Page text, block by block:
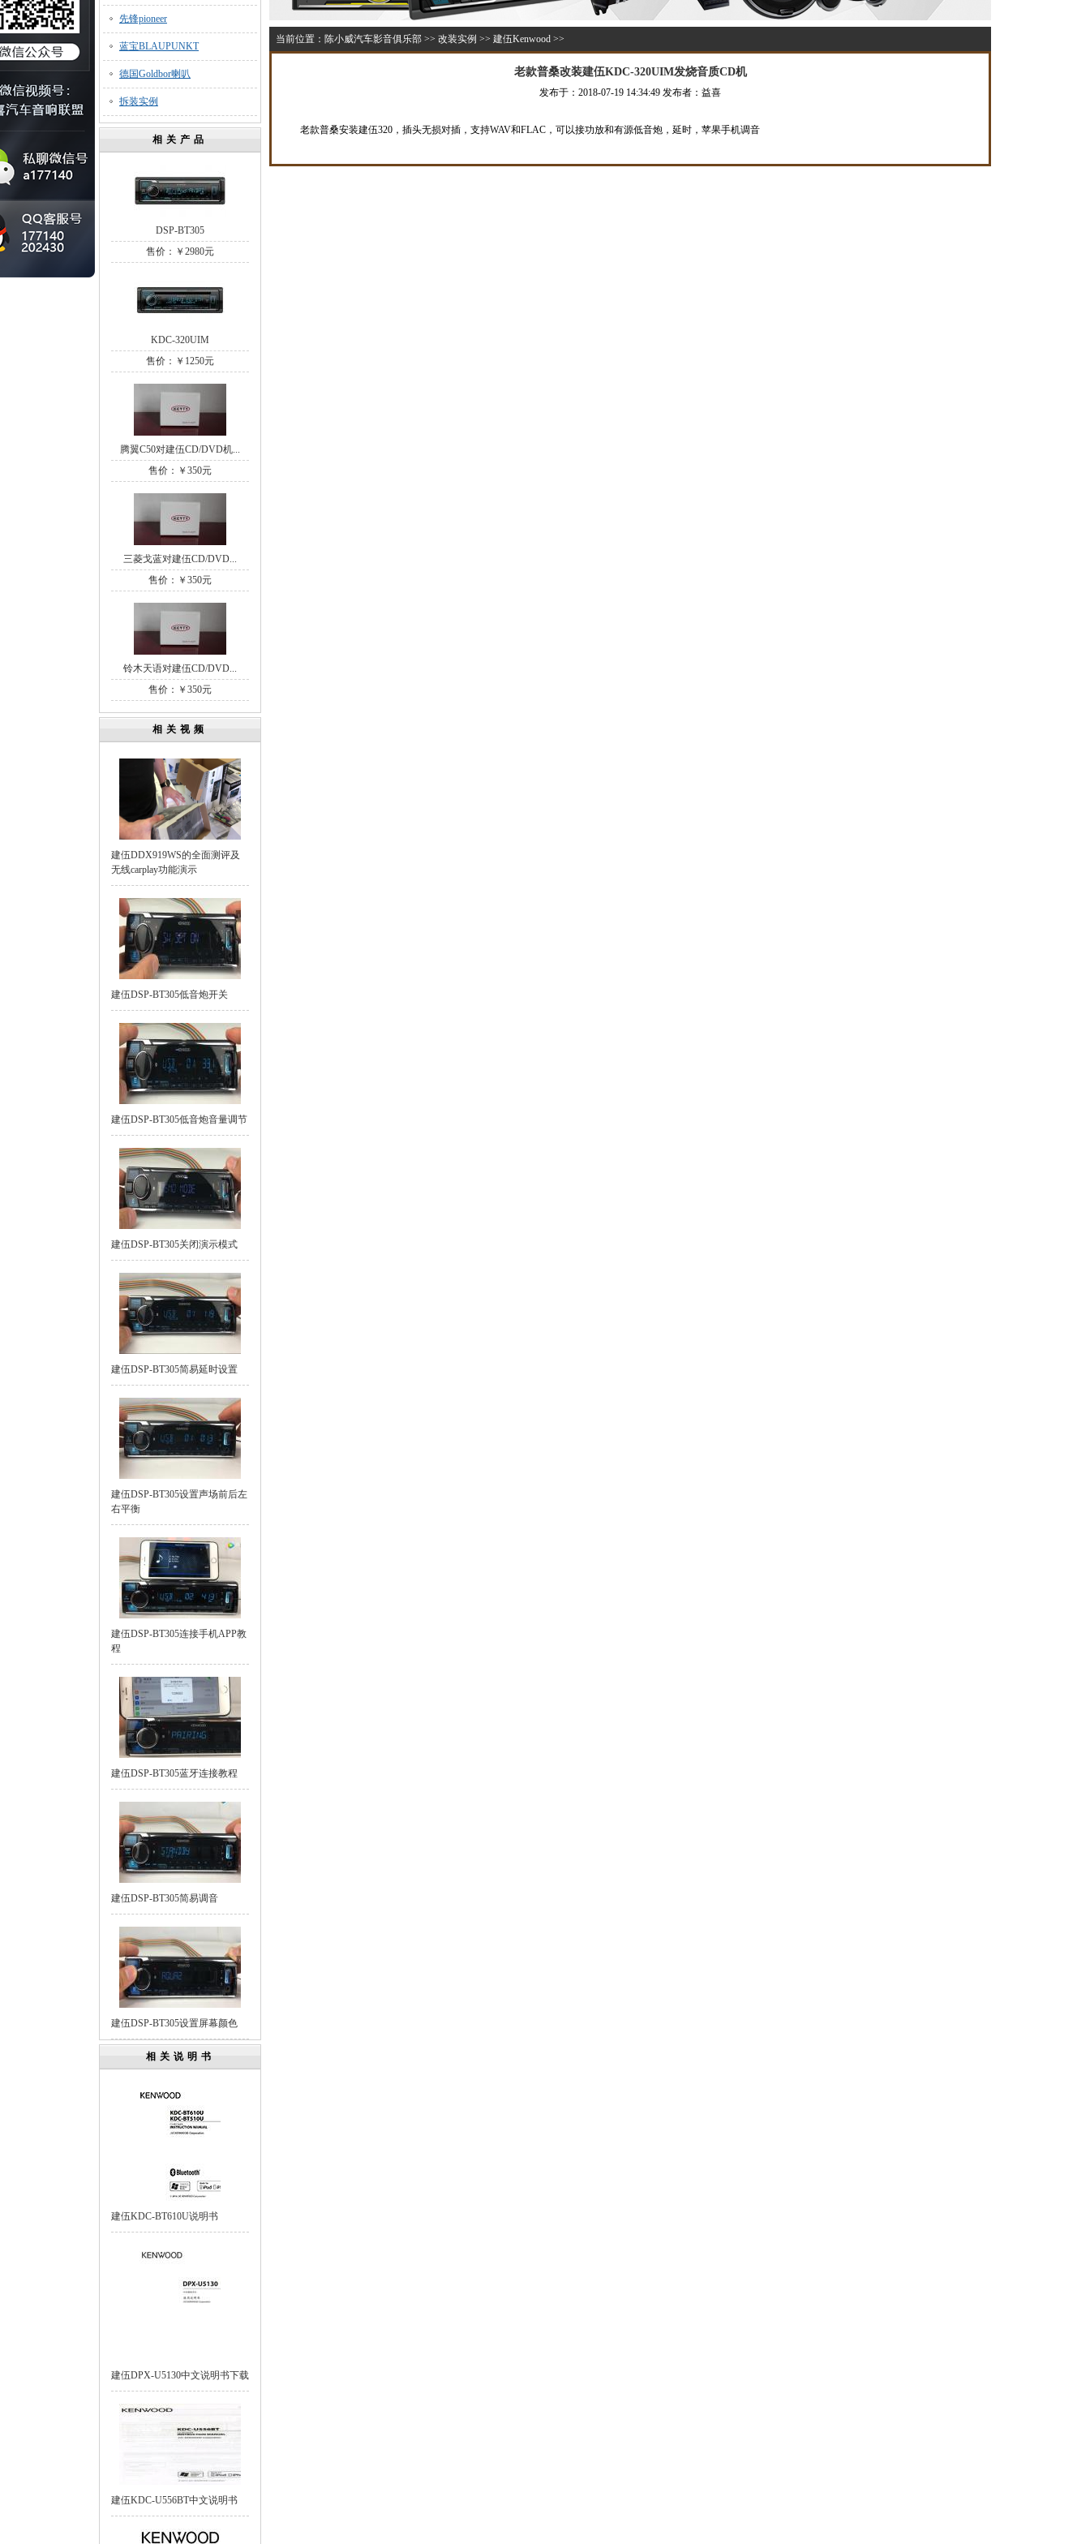
先锋pioneer
蓝宝BLAUPUNKT
德国Goldbor喇叭
拆装实例
相关产品
DSP-BT305
售价：￥2980元
KDC-320UIM
售价：￥1250元
腾翼C50对建伍CD/DVD机...
售价：￥350元
三菱戈蓝对建伍CD/DVD...
售价：￥350元
铃木天语对建伍CD/DVD...
售价：￥350元
相关视频
建伍DDX919WS的全面测评及
无线carplay功能演示
建伍DSP-BT305低音炮开关
建伍DSP-BT305低音炮音量调节
建伍DSP-BT305关闭演示模式
建伍DSP-BT305简易延时设置
建伍DSP-BT305设置声场前后左
右平衡
建伍DSP-BT305连接手机APP教
程
建伍DSP-BT305蓝牙连接教程
建伍DSP-BT305简易调音
建伍DSP-BT305设置屏幕颜色
相关说明书
建伍KDC-BT610U说明书
建伍DPX-U5130中文说明书下载
建伍KDC-U556BT中文说明书
当前位置： 陈小威汽车影音俱乐部 >> 改装实例 >> 建伍Kenwood >>
老款普桑改装建伍KDC-320UIM发烧音质CD机
发布于：2018-07-19 14:34:49 发布者：益喜
老款普桑安装建伍320，插头无损对插，支持WAV和FLAC，可以接功放和有源低音炮，延时，苹果手机调音